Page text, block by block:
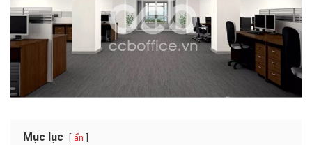
Mục lục ẩn